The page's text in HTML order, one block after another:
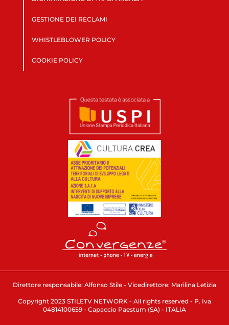
GESTIONE DEI RECLAMI
WHISTLEBLOWER POLICY
COOKIE POLICY
Direttore responsabile: Alfonso Stile - Vicedirettore: Marilina Letizia
Copyright 2023 STILETV NETWORK - All rights reserved - P. Iva
04814100659 - Capaccio Paestum (SA) - ITALIA